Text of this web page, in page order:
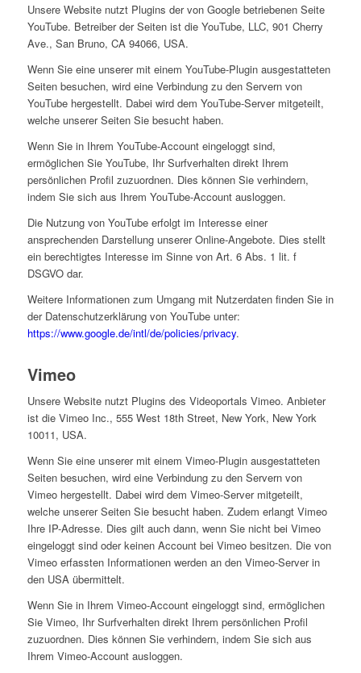
Unsere Website nutzt Plugins der von Google betriebenen Seite
YouTube. Betreiber der Seiten ist die YouTube, LLC, 901 Cherry
Ave., San Bruno, CA 94066, USA.
Wenn Sie eine unserer mit einem YouTube-Plugin ausgestatteten
Seiten besuchen, wird eine Verbindung zu den Servern von
YouTube hergestellt. Dabei wird dem YouTube-Server mitgeteilt,
welche unserer Seiten Sie besucht haben.
Wenn Sie in Ihrem YouTube-Account eingeloggt sind,
ermöglichen Sie YouTube, Ihr Surfverhalten direkt Ihrem
persönlichen Profil zuzuordnen. Dies können Sie verhindern,
indem Sie sich aus Ihrem YouTube-Account ausloggen.
Die Nutzung von YouTube erfolgt im Interesse einer
ansprechenden Darstellung unserer Online-Angebote. Dies stellt
ein berechtigtes Interesse im Sinne von Art. 6 Abs. 1 lit. f
DSGVO dar.
Weitere Informationen zum Umgang mit Nutzerdaten finden Sie in
der Datenschutzerklärung von YouTube unter:
https://www.google.de/intl/de/policies/privacy.
Vimeo
Unsere Website nutzt Plugins des Videoportals Vimeo. Anbieter
ist die Vimeo Inc., 555 West 18th Street, New York, New York
10011, USA.
Wenn Sie eine unserer mit einem Vimeo-Plugin ausgestatteten
Seiten besuchen, wird eine Verbindung zu den Servern von
Vimeo hergestellt. Dabei wird dem Vimeo-Server mitgeteilt,
welche unserer Seiten Sie besucht haben. Zudem erlangt Vimeo
Ihre IP-Adresse. Dies gilt auch dann, wenn Sie nicht bei Vimeo
eingeloggt sind oder keinen Account bei Vimeo besitzen. Die von
Vimeo erfassten Informationen werden an den Vimeo-Server in
den USA übermittelt.
Wenn Sie in Ihrem Vimeo-Account eingeloggt sind, ermöglichen
Sie Vimeo, Ihr Surfverhalten direkt Ihrem persönlichen Profil
zuzuordnen. Dies können Sie verhindern, indem Sie sich aus
Ihrem Vimeo-Account ausloggen.